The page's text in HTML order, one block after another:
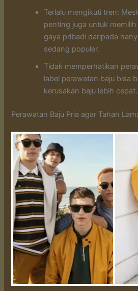
Terlalu mengikuti tren:
penting juga untuk
gaya pribadi daripada
sedang populer.
Tidak memperhatikan
label perawatan baju bisa
kerusakan baju lebih cepat.
Perawatan Baju Pria agar Tahan